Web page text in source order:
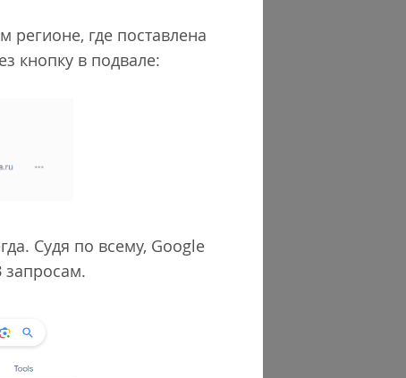
регионе, где поставлена
кнопку в подвале:
Судя по всему, Google
запросам.